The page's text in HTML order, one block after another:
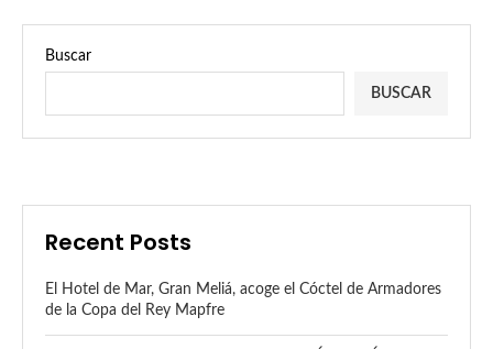
Buscar
BUSCAR
Recent Posts
El Hotel de Mar, Gran Meliá, acoge el Cóctel de Armadores
de la Copa del Rey Mapfre